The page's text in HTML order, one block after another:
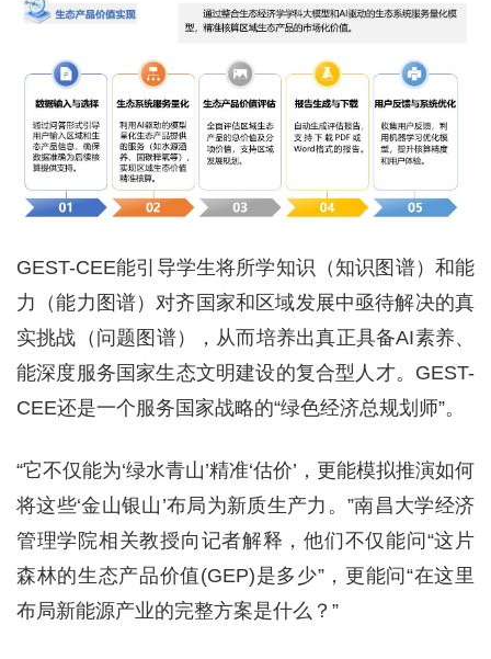
GEST-CEE能引导学生将所学知识（知识图谱）和能
力（能力图谱）对齐国家和区域发展中亟待解决的真
实挑战（问题图谱），从而培养出真正具备AI素养、
能深度服务国家生态文明建设的复合型人才。GEST-
CEE还是一个服务国家战略的“绿色经济总规划师”。
“它不仅能为‘绿水青山’精准‘估价’，更能模拟推演如何
将这些‘金山银山’布局为新质生产力。”南昌大学经济
管理学院相关教授向记者解释，他们不仅能问“这片
森林的生态产品价值(GEP)是多少”，更能问“在这里
布局新能源产业的完整方案是什么？”